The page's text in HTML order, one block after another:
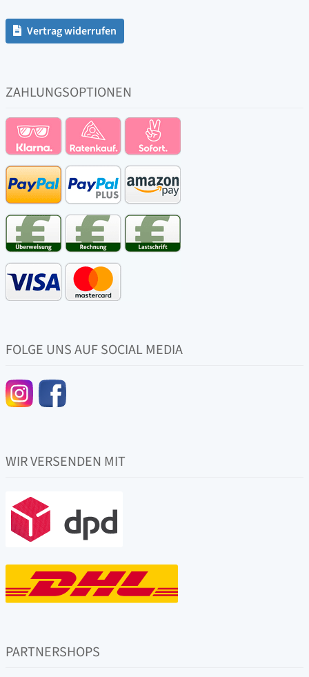
Vertrag widerrufen
ZAHLUNGSOPTIONEN
FOLGE UNS AUF SOCIAL MEDIA
WIR VERSENDEN MIT
PARTNERSHOPS